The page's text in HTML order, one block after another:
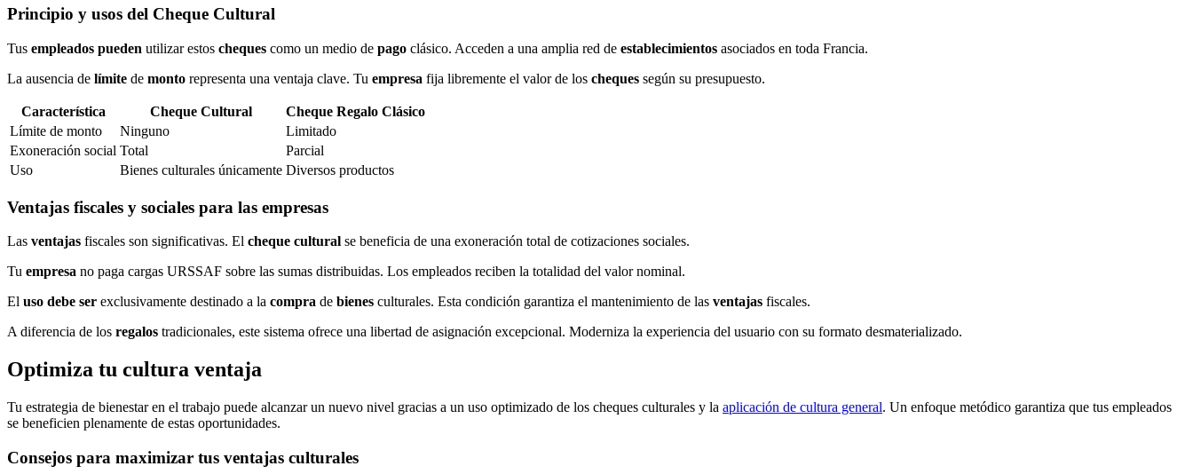
Principio y usos del Cheque Cultural
Tus empleados pueden utilizar estos cheques como un medio de pago clásico. Acceden a una amplia red de establecimientos asociados en toda Francia.
La ausencia de límite de monto representa una ventaja clave. Tu empresa fija libremente el valor de los cheques según su presupuesto.
Característica Cheque Cultural
Cheque Regalo Clásico
Límite de monto
Ninguno
Limitado
Exoneración social Total
Parcial
Uso
Bienes culturales únicamente Diversos productos
Ventajas fiscales y sociales para las empresas
Las ventajas fiscales son significativas. El cheque cultural se beneficia de una exoneración total de cotizaciones sociales.
Tu empresa no paga cargas URSSAF sobre las sumas distribuidas. Los empleados reciben la totalidad del valor nominal.
El uso debe ser exclusivamente destinado a la compra de bienes culturales. Esta condición garantiza el mantenimiento de las ventajas fiscales.
A diferencia de los regalos tradicionales, este sistema ofrece una libertad de asignación excepcional. Moderniza la experiencia del usuario con su formato desmaterializado.
Optimiza tu cultura ventaja
Tu estrategia de bienestar en el trabajo puede alcanzar un nuevo nivel gracias a un uso optimizado de los cheques culturales y la aplicación de cultura general. Un enfoque metódico garantiza que tus empleados
se beneficien plenamente de estas oportunidades.
Consejos para maximizar tus ventajas culturales